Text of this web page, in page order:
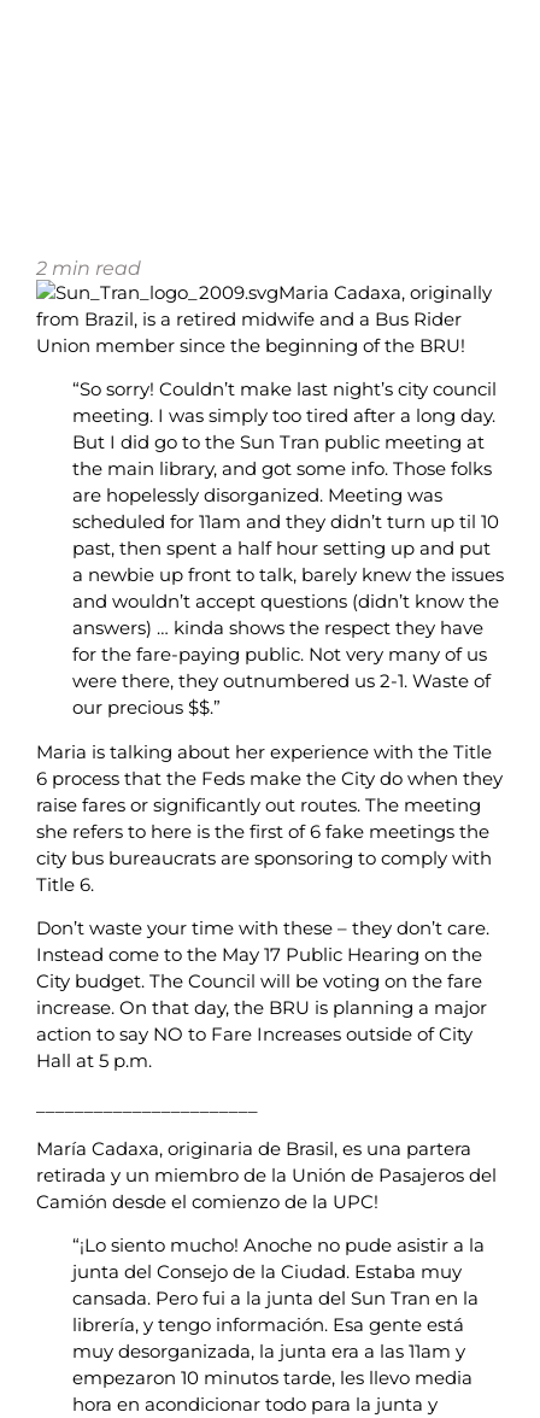
2 min read
Maria Cadaxa, originally
from Brazil, is a retired midwife and a Bus Rider
Union member since the beginning of the BRU!
“So sorry! Couldn’t make last night’s city council
meeting. I was simply too tired after a long day.
But I did go to the Sun Tran public meeting at
the main library, and got some info. Those folks
are hopelessly disorganized. Meeting was
scheduled for 11am and they didn’t turn up til 10
past, then spent a half hour setting up and put
a newbie up front to talk, barely knew the issues
and wouldn’t accept questions (didn’t know the
answers) … kinda shows the respect they have
for the fare-paying public. Not very many of us
were there, they outnumbered us 2-1. Waste of
our precious $$.”
Maria is talking about her experience with the Title
6 process that the Feds make the City do when they
raise fares or significantly out routes. The meeting
she refers to here is the first of 6 fake meetings the
city bus bureaucrats are sponsoring to comply with
Title 6.
Don’t waste your time with these – they don’t care.
Instead come to the May 17 Public Hearing on the
City budget. The Council will be voting on the fare
increase. On that day, the BRU is planning a major
action to say NO to Fare Increases outside of City
Hall at 5 p.m.
María Cadaxa, originaria de Brasil, es una partera
retirada y un miembro de la Unión de Pasajeros del
Camión desde el comienzo de la UPC!
“¡Lo siento mucho! Anoche no pude asistir a la
junta del Consejo de la Ciudad. Estaba muy
cansada. Pero fui a la junta del Sun Tran en la
librería, y tengo información. Esa gente está
muy desorganizada, la junta era a las 11am y
empezaron 10 minutos tarde, les llevo media
hora en acondicionar todo para la junta y